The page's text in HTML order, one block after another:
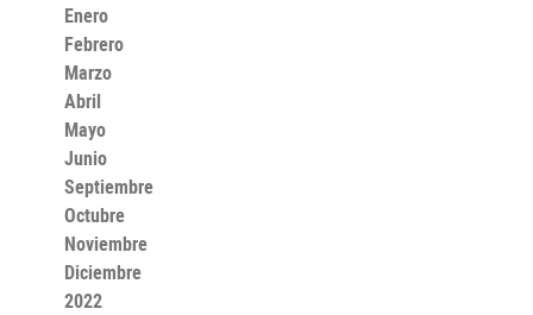
Enero
Febrero
Marzo
Abril
Mayo
Junio
Septiembre
Octubre
Noviembre
Diciembre
2022